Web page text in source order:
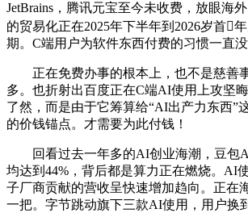
JetBrains，腾讯元宝至今未收费，放眼海
的贸易化正在2025年下半年到2026岁首
期。C端用户为软件东西付费的习惯一直没
正在免费办事的根本上，也不是慈善
多。也折射出百度正在C端AI使用上攻坚
了然，而是由于它筹算给“AI出产力东西”
的价钱锚点。才需要为此付钱！
回看过去一年多的AI创业海潮，豆包
均达到44%，背后都是算力正在燃烧。AI
子厂商贡献的营收呈快速增加趋向。正在
一把。字节跳动旗下三款AI使用，用户换